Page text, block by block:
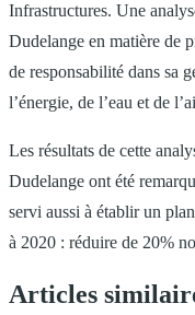
Infrastructures. Une
Dudelange en matière de
de responsabilité dans sa
l’énergie, de l’eau et de
Les résultats de cette
Dudelange ont été
servi aussi à établir un
à 2020 : réduire de 20%
Articles